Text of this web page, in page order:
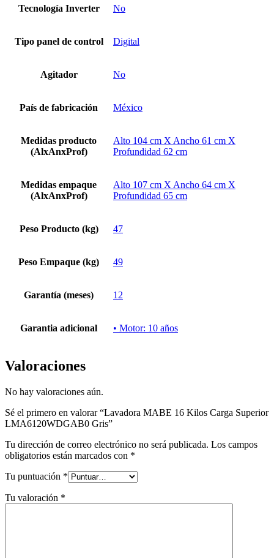
Tecnología Inverter No
Tipo panel de control Digital
Agitador No
País de fabricación México
Medidas producto
(AlxAnxProf)
Alto 104 cm X Ancho 61 cm X
Profundidad 62 cm
Medidas empaque
(AlxAnxProf)
Alto 107 cm X Ancho 64 cm X
Profundidad 65 cm
Peso Producto (kg) 47
Peso Empaque (kg) 49
Garantía (meses) 12
Garantia adicional • Motor: 10 años
Valoraciones
No hay valoraciones aún.
Sé el primero en valorar “Lavadora MABE 16 Kilos Carga Superior
LMA6120WDGAB0 Gris”
Tu dirección de correo electrónico no será publicada. Los campos
obligatorios están marcados con *
Tu puntuación *
Tu valoración *